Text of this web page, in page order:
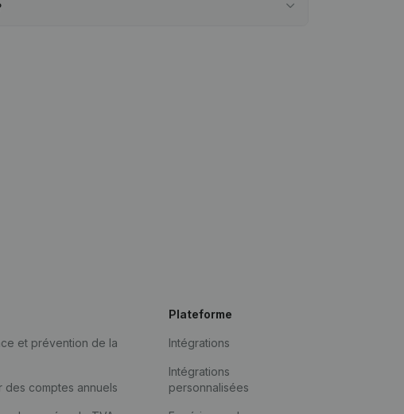
et prévention de la
des comptes annuels
Plateforme
Intégrations
Intégrations
personnalisées